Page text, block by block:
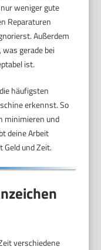
weniger gute
Reparaturen
Außerdem
gerade bei
ist.
häufigsten
erkennst. So
minimieren und
deine Arbeit
Geld und Zeit.
verschiedene